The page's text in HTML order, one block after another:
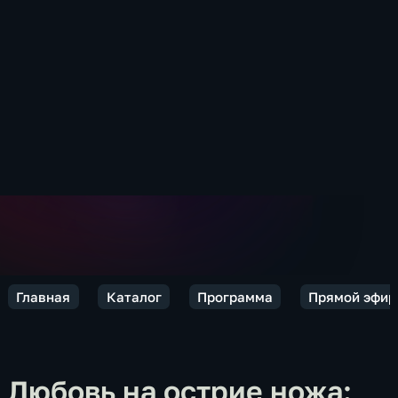
Главная Каталог Программа Прямой эфир
Любовь на острие ножа: